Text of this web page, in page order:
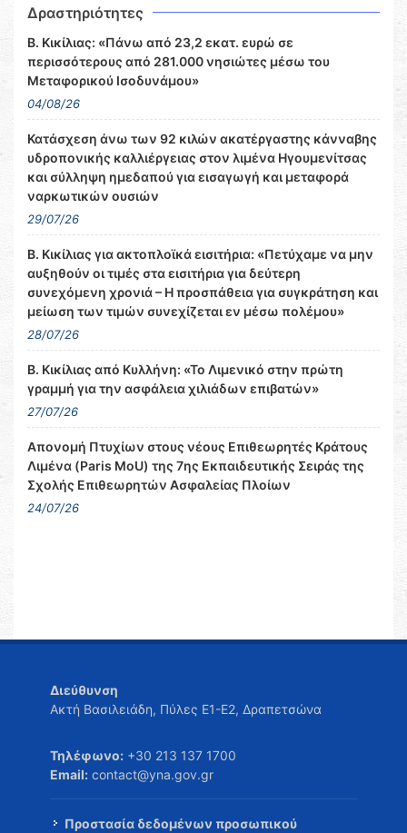
Δραστηριότητες
Β. Κικίλιας: «Πάνω από 23,2 εκατ. ευρώ σε
περισσότερους από 281.000 νησιώτες μέσω του
Μεταφορικού Ισοδυνάμου»
04/08/26
Κατάσχεση άνω των 92 κιλών ακατέργαστης κάνναβης
υδροπονικής καλλιέργειας στον λιμένα Ηγουμενίτσας
και σύλληψη ημεδαπού για εισαγωγή και μεταφορά
ναρκωτικών ουσιών
29/07/26
Β. Κικίλιας για ακτοπλοϊκά εισιτήρια: «Πετύχαμε να μην
αυξηθούν οι τιμές στα εισιτήρια για δεύτερη
συνεχόμενη χρονιά – Η προσπάθεια για συγκράτηση και
μείωση των τιμών συνεχίζεται εν μέσω πολέμου»
28/07/26
Β. Κικίλιας από Κυλλήνη: «Το Λιμενικό στην πρώτη
γραμμή για την ασφάλεια χιλιάδων επιβατών»
27/07/26
Απονομή Πτυχίων στους νέους Επιθεωρητές Κράτους
Λιμένα (Paris MoU) της 7ης Εκπαιδευτικής Σειράς της
Σχολής Επιθεωρητών Ασφαλείας Πλοίων
24/07/26
Διεύθυνση
Ακτή Βασιλειάδη, Πύλες Ε1-Ε2, Δραπετσώνα
Τηλέφωνο: +30 213 137 1700
Email: contact@yna.gov.gr
Προστασία δεδομένων προσωπικού